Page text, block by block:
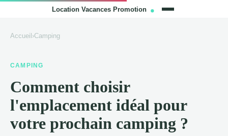
Accueil ›Camping
CAMPING
Comment choisir
l'emplacement idéal pour
votre prochain camping ?